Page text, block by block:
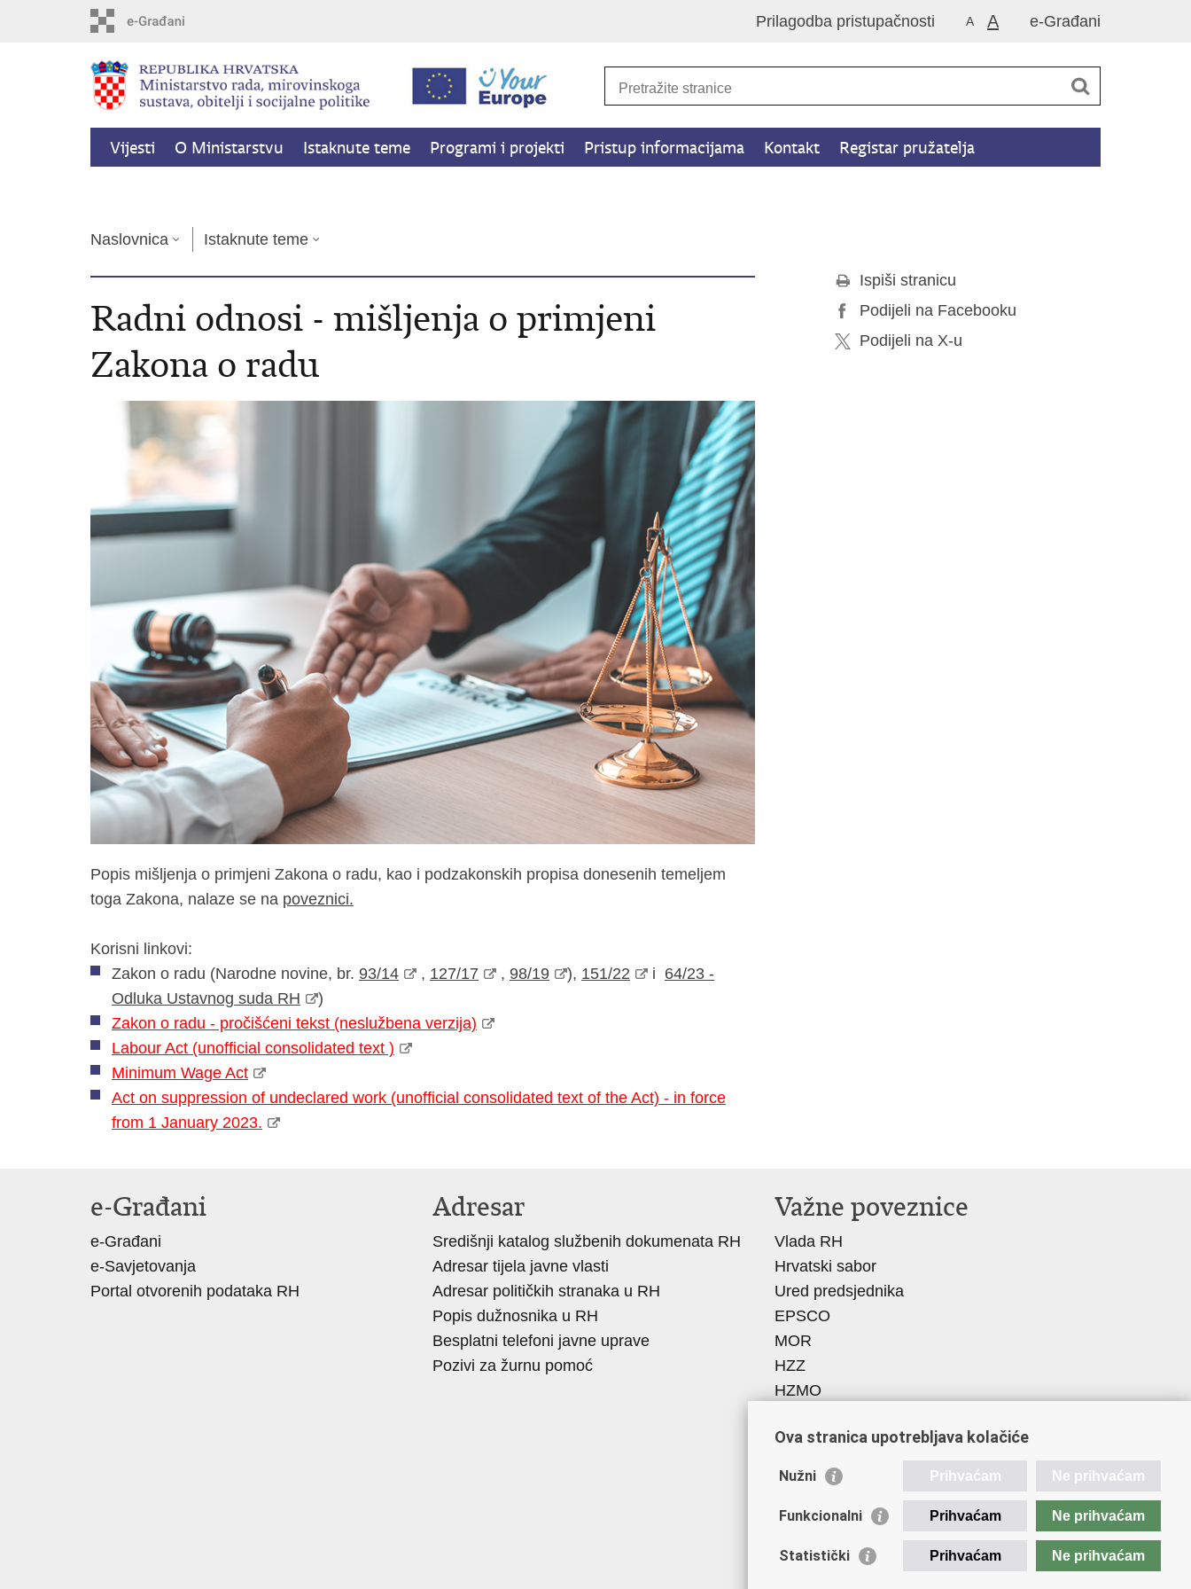
e-Građani
A A
Prilagodba pristupačnosti
Vijesti O Ministarstvu Istaknute teme Programi i projekti Pristup informacijama Kontakt
Registar pružatelja
Naslovnica Istaknute teme
Radni odnosi - mišljenja o primjeni
Zakona o radu
Popis mišljenja o primjeni Zakona o radu, kao i podzakonskih propisa donesenih temeljem
toga Zakona, nalaze se na poveznici.
Korisni linkovi:
Zakon o radu (Narodne novine, br. 93/14 , 127/17 , 98/19 ), 151/22 i 64/23 -
Odluka Ustavnog suda RH
)
Zakon o radu - pročišćeni tekst (neslužbena verzija)
Labour Act (unofficial consolidated text )
Minimum Wage Act
Act on suppression of undeclared work (unofficial consolidated text of the Act) - in force
from 1 January 2023.
Ispiši stranicu
Podijeli na Facebooku
Podijeli na X-u
e-Građani
e-Građani
e-Savjetovanja
Portal otvorenih podataka RH
Adresar
Središnji katalog službenih dokumenata RH
Adresar tijela javne vlasti
Adresar političkih stranaka u RH
Popis dužnosnika u RH
Besplatni telefoni javne uprave
Pozivi za žurnu pomoć
Važne poveznice
Vlada RH
Hrvatski sabor
Ured predsjednika
EPSCO
MOR
HZZ
HZMO
Hrvatski zavod za socijalni rad
Akademija socijalne skrbi - ASOSK
Obiteljski centar
ZOSI
ESFplus
Ova stranica upotrebljava kolačiće
Nužni Prihvaćam Ne prihvaćam
Funkcionalni Prihvaćam Ne prihvaćam
Statistički Prihvaćam Ne prihvaćam